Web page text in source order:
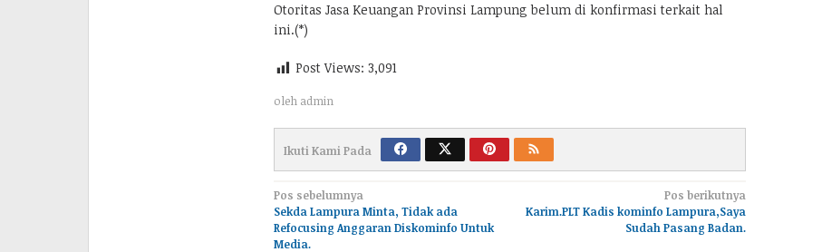
Otoritas Jasa Keuangan Provinsi Lampung belum di konfirmasi terkait hal
ini.(*)
Post Views: 3,091
oleh admin
Ikuti Kami Pada
Navigasi
pos
Pos sebelumnya
Sekda Lampura Minta, Tidak ada
Refocusing Anggaran Diskominfo Untuk
Media.
Pos berikutnya
Karim.PLT Kadis kominfo Lampura,Saya
Sudah Pasang Badan.